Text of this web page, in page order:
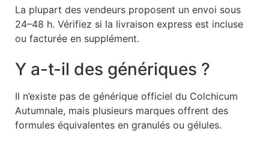
La plupart des vendeurs proposent un envoi sous
24–48 h. Vérifiez si la livraison express est incluse
ou facturée en supplément.
Y a-t-il des génériques ?
Il n’existe pas de générique officiel du Colchicum
Autumnale, mais plusieurs marques offrent des
formules équivalentes en granulés ou gélules.